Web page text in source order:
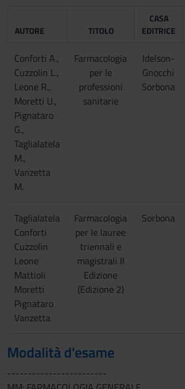
AUTORE TITOLO
CASA
EDITRICE
Conforti A.,
Cuzzolin L.,
Leone R.,
Moretti U.,
Pignataro
G.,
Taglialatela
M.,
Vanzetta
M.
Farmacologia
per le
professioni
sanitarie
Idelson-
Gnocchi
Sorbona
Taglialatela
Conforti
Cuzzolin
Leone
Mattioli
Moretti
Pignataro
Vanzetta
Farmacologia
per le lauree
triennali e
magistrali II
Edizione
(Edizione 2)
Sorbona
Modalità d'esame
------------------------